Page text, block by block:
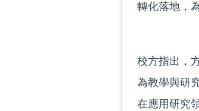
轉化落地，
校方指出，
為教學與研
在應用研究